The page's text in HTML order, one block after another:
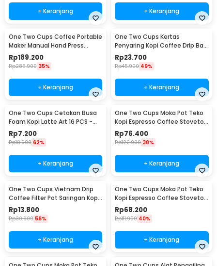
+ Keranjang + Keranjang
One Two Cups Coffee Portable
Maker Manual Hand Press
Espresso 300ml - T35066
Rp189.200
Rp286.900 35%
+ Keranjang
One Two Cups Kertas
Penyaring Kopi Coffee Drip Bag
Paper Filter 50PCS - T111
Rp23.700
Rp45.900 49%
+ Keranjang
One Two Cups Cetakan Busa
Foam Kopi Latte Art 16 PCS -
JJYE01
Rp7.200
Rp18.900 62%
+ Keranjang
One Two Cups Moka Pot Teko
Kopi Espresso Coffee Stovetop
6 Cup 300ml - Z20
Rp76.400
Rp122.900 38%
+ Keranjang
One Two Cups Vietnam Drip
Coffee Filter Pot Saringan Kopi
180ml 8Q - LC1
Rp13.800
Rp30.900 56%
+ Keranjang
One Two Cups Moka Pot Teko
Kopi Espresso Coffee Stovetop
4 Cup 200ml - Z20
Rp68.200
Rp111.900 40%
+ Keranjang